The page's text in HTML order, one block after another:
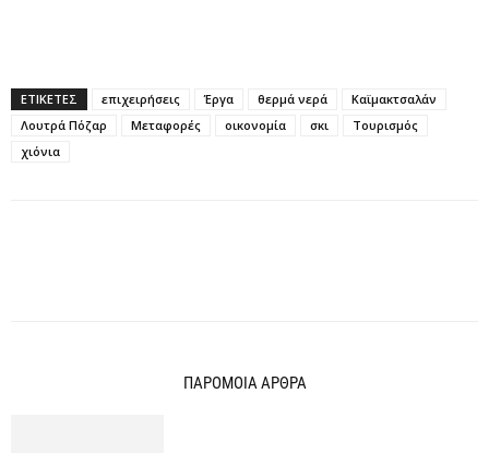
ΕΤΙΚΕΤΕΣ επιχειρήσεις Έργα θερμά νερά
Καϊμακτσαλάν
Λουτρά Πόζαρ
Μεταφορές οικονομία σκι
Τουρισμός
χιόνια
ΠΑΡΟΜΟΙΑ ΑΡΘΡΑ